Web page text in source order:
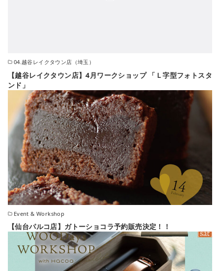
04.越谷レイクタウン店（埼玉）
【越谷レイクタウン店】4月ワークショップ 「Ｌ字型フォトスタ
ンド」
Event & Workshop
【仙台パルコ店】ガトーショコラ予約販売決定！！